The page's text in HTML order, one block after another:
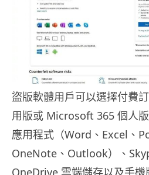
盜版軟體用戶可以選擇付費
用版或 Microsoft 365 個人
應用程式（Word、Excel、
OneNote、Outlook）、